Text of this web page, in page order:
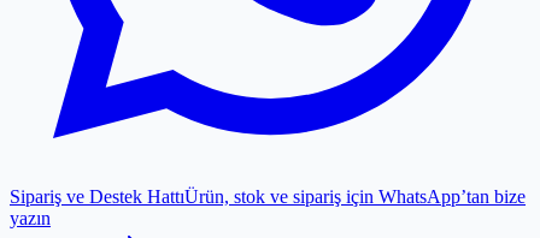
Sipariş ve Destek HattıÜrün, stok ve sipariş için WhatsApp’tan bize
yazın